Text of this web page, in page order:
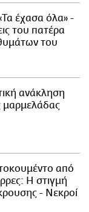
έχασα όλα» -
του πατέρα
του
ανάκληση
μαρμελάδας
από
Η στιγμή
- Νεκροί